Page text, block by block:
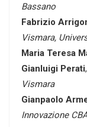
Bassano
Fabrizio
Vismara,
Maria Teresa
Gianluigi Perati,
Vismara
Gianpaolo
Innovazione